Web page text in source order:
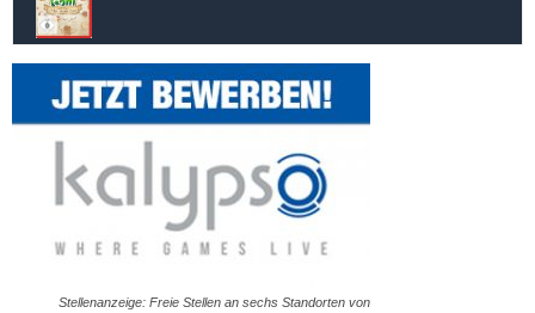
Stellenanzeige: Freie Stellen an sechs Standorten von